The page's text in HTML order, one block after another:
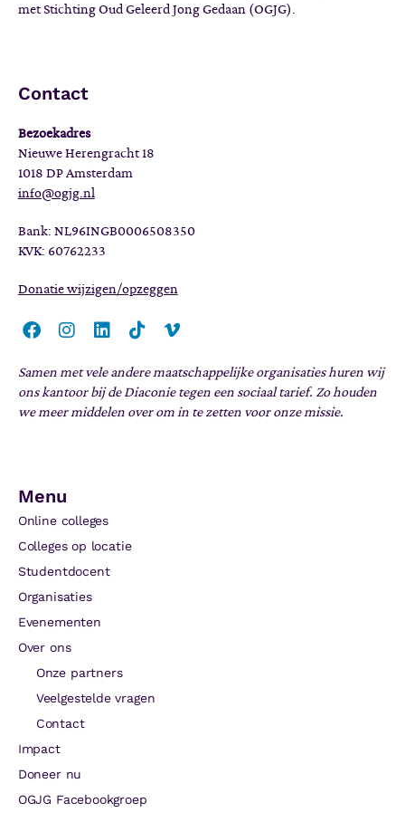
met Stichting Oud Geleerd Jong Gedaan (OGJG).
Contact
Bezoekadres
Nieuwe Herengracht 18
1018 DP Amsterdam
info@ogjg.nl
Bank: NL96INGB0006508350
KVK: 60762233
Donatie wijzigen/opzeggen
Samen met vele andere maatschappelijke organisaties huren wij
ons kantoor bij de Diaconie tegen een sociaal tarief. Zo houden
we meer middelen over om in te zetten voor onze missie.
Menu
Online colleges
Colleges op locatie
Studentdocent
Organisaties
Evenementen
Over ons
Onze partners
Veelgestelde vragen
Contact
Impact
Doneer nu
OGJG Facebookgroep